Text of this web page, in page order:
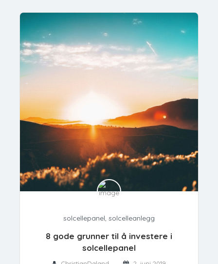
solcellepanel, solcelleanlegg
8 gode grunner til å investere i
solcellepanel